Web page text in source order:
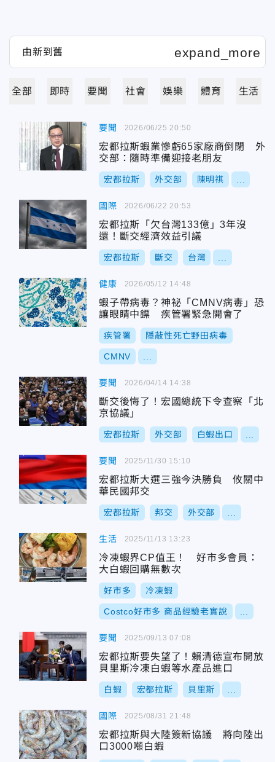
全部 即時 要聞 社會 娛樂 體育 生活
要聞
宏都拉斯蝦業慘虧65家廠商倒閉 外
交部：隨時準備迎接老朋友
宏都拉斯 外交部 陳明祺
2026/06/25 20:50
國際
宏都拉斯「欠台灣133億」3年沒
還！斷交經濟效益引議
宏都拉斯 斷交 台灣
2026/06/22 20:53
健康
蝦子帶病毒？神祕「CMNV病毒」恐
讓眼睛中鏢 疾管署緊急開會了
疾管署 隱蔽性死亡野田病毒
CMNV
2026/05/12 14:48
要聞
斷交後悔了！宏國總統下令查察「北
京協議」
宏都拉斯 外交部 白蝦出口
2026/04/14 14:38
要聞
宏都拉斯大選三強今決勝負 攸關中
華民國邦交
宏都拉斯 邦交 外交部
2025/11/30 15:10
生活
冷凍蝦界CP值王！ 好市多會員：
大白蝦回購無數次
好市多 冷凍蝦
Costco好市多 商品經驗老實說
2025/11/13 13:23
要聞
宏都拉斯要失望了！賴清德宣布開放
貝里斯冷凍白蝦等水產品進口
白蝦 宏都拉斯 貝里斯
2025/09/13 07:08
國際
宏都拉斯與大陸簽新協議 將向陸出
口3000噸白蝦
2025/08/31 21:48